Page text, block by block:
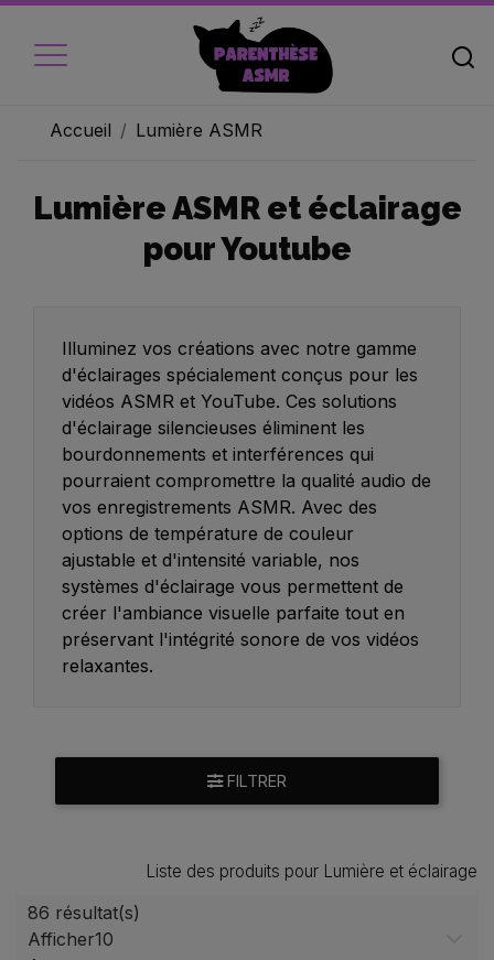
Accueil
Caméra vidéo
Ambiance
Objets
Livres audio
Accueil Lumière ASMR
Lumière ASMR et éclairage
pour Youtube
Illuminez vos créations avec notre gamme
d'éclairages spécialement conçus pour les
vidéos ASMR et YouTube. Ces solutions
d'éclairage silencieuses éliminent les
bourdonnements et interférences qui
pourraient compromettre la qualité audio de
vos enregistrements ASMR. Avec des
options de température de couleur
ajustable et d'intensité variable, nos
systèmes d'éclairage vous permettent de
créer l'ambiance visuelle parfaite tout en
préservant l'intégrité sonore de vos vidéos
relaxantes.
FILTRER
Liste des produits pour Lumière et éclairage
86 résultat(s)
Afficher